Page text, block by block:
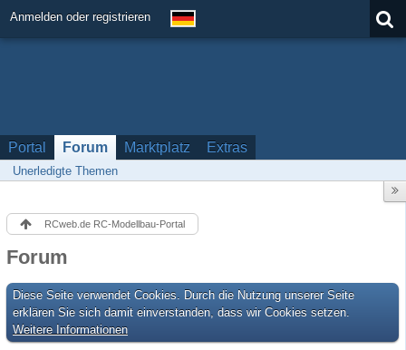
Anmelden oder registrieren
Portal Forum Marktplatz Extras
Unerledigte Themen
RCweb.de RC-Modellbau-Portal
Forum
Diese Seite verwendet Cookies. Durch die Nutzung unserer Seite
erklären Sie sich damit einverstanden, dass wir Cookies setzen.
Weitere Informationen